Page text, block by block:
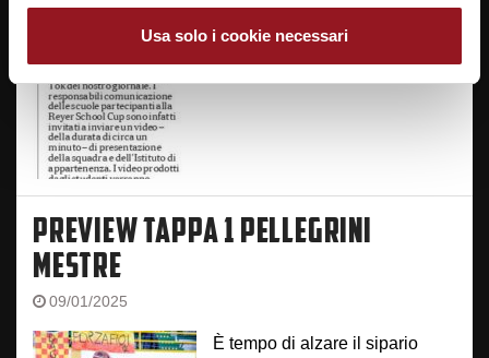
Usa solo i cookie necessari
PREVIEW TAPPA 1 PELLEGRINI
MESTRE
09/01/2025
È tempo di alzare il sipario